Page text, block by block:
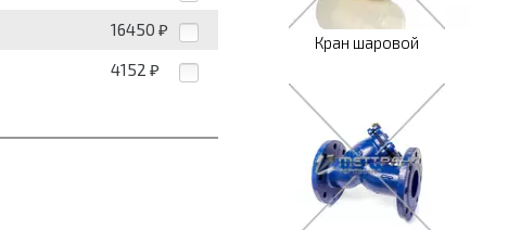
16450 ₽
4152 ₽
Кран шаровой